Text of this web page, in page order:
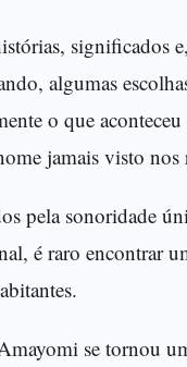
significados
algumas
o que
jamais visto
pela sonoridade
é raro encontrar
se tornou